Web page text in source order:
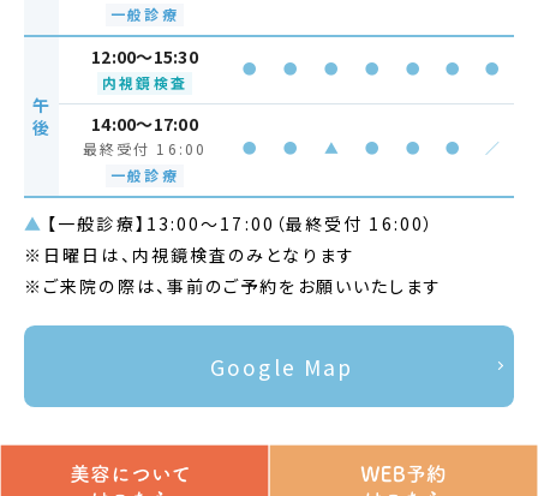
一般診療
午
後
12:00～15:30
内視鏡検査
● ● ● ● ● ● ●
14:00～17:00
最終受付 16:00
一般診療
● ● ▲ ● ● ● ／
▲ 【一般診療】13:00～17:00（最終受付 16:00）
※日曜日は、内視鏡検査のみとなります
※ご来院の際は、事前のご予約をお願いいたします
Google Map
© 南流山内視鏡おなかクリニック